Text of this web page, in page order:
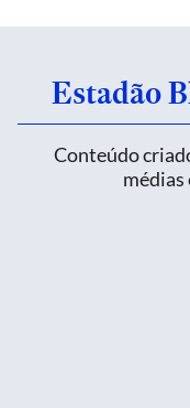
Estadão
Conteúdo
médias